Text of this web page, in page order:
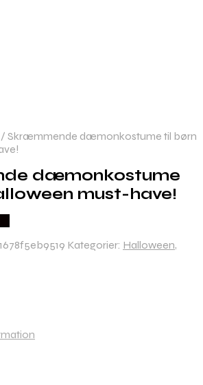
/ Skræmmende dæmonkostume til børn
dæmonkostume
must-have!
1678f5eb9519 Kategorier: Halloween,